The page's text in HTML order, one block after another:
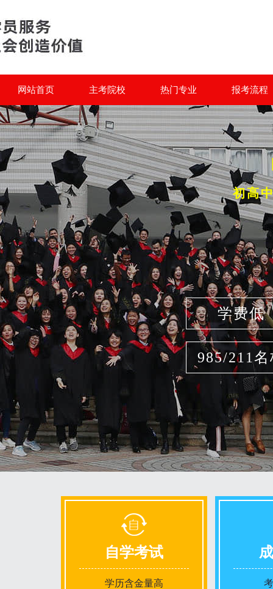
网站首页 主考院校 热门专业 报考流程
初高
学费低
985/211名
自学考试
学历含金量高